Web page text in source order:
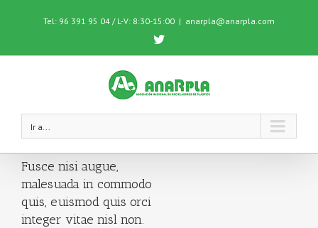
Tel: 96 391 95 04 / L-V: 8:30-15:00 | anarpla@anarpla.com
Twitter
Ir a...
Fusce nisi augue,
malesuada in commodo
quis, euismod quis orci
integer vitae nisl non.